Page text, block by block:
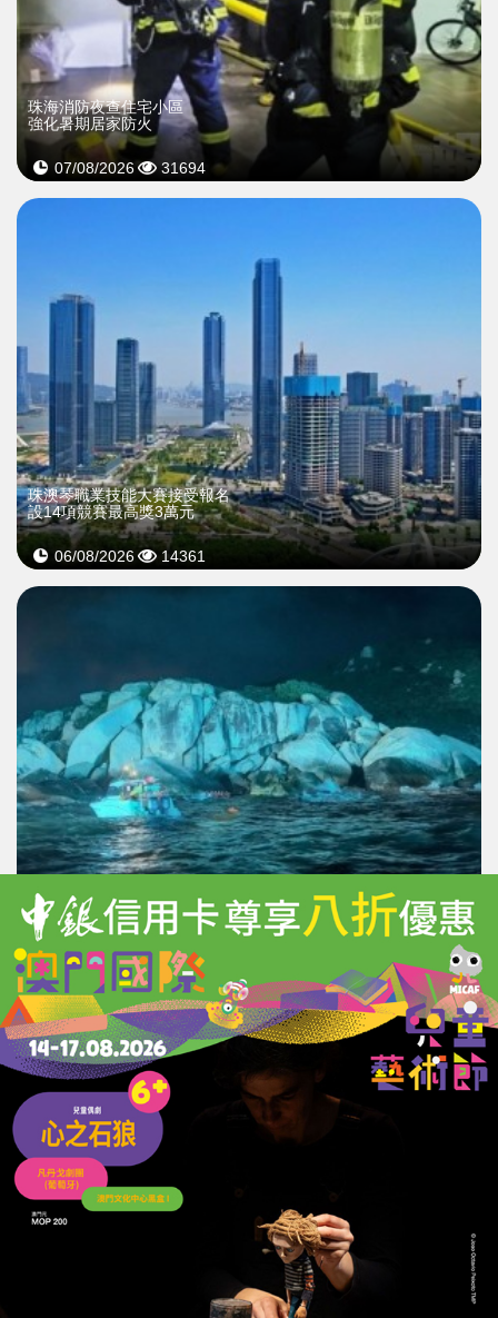
珠海消防夜查住宅小區
強化暑期居家防火
07/08/2026 31694
珠澳琴職業技能大賽接受報名
設14項競賽最高獎3萬元
06/08/2026 14361
三市民冒險出海救人